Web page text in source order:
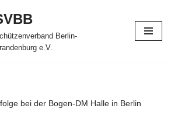
Berlin-
e.V.
bei der Bogen-DM Halle in Berlin